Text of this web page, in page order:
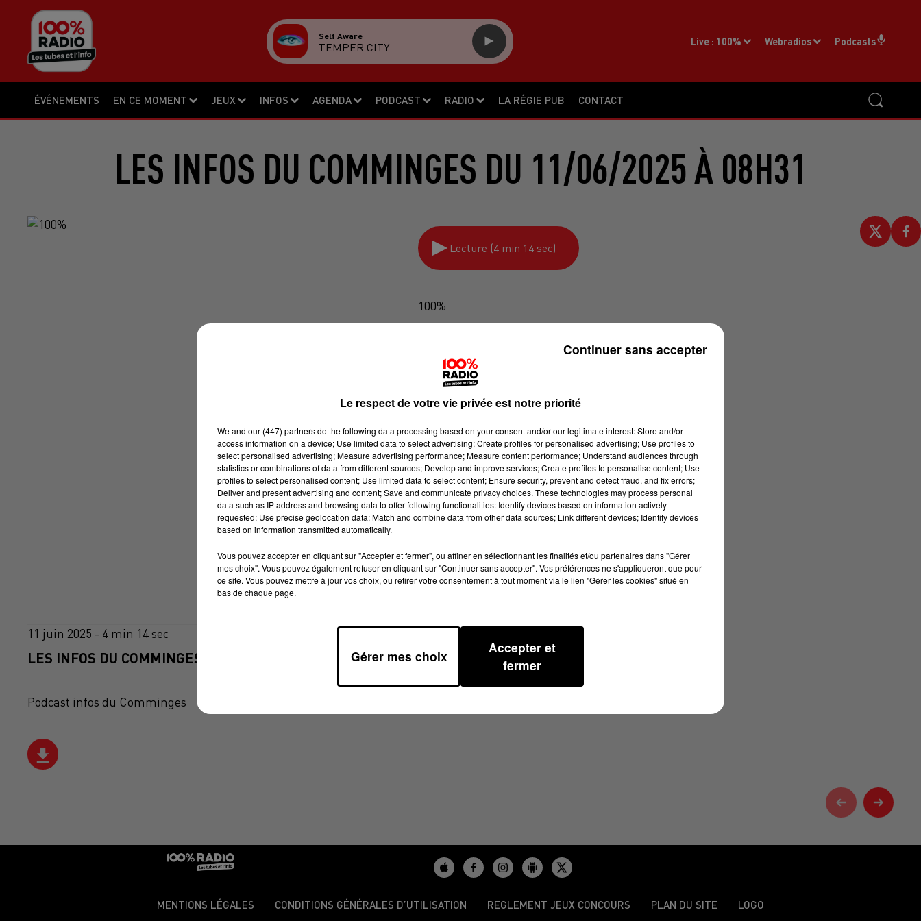
ÉVÉNEMENTS EN CE MOMENT JEUX INFOS AGENDA PODCAST RADIO LA RÉGIE PUB CONTACT
Live : 100% Webradios Podcasts
Self Aware
TEMPER CITY
LES INFOS DU COMMINGES DU 11/06/2025 À 08H31
Lecture (4 min 14 sec)
100%
11 juin 2025 - 4 min 14 sec
LES INFOS DU COMMINGES DU 11/06/2025 À 08H31
Podcast infos du Comminges
MENTIONS LÉGALES CONDITIONS GÉNÉRALES D’UTILISATION REGLEMENT JEUX CONCOURS PLAN DU SITE LOGO
Le respect de votre vie privée est notre priorité
We and our (447) partnersdo the following data processing based on your consent and/or our legitimate interest: Store and/or
access information on a device; Use limited data to select advertising; Create profiles for personalised advertising; Use profiles to
select personalised advertising; Measure advertising performance; Measure content performance; Understand audiences through
statistics or combinations of data from different sources; Develop and improve services; Create profiles to personalise content; Use
profiles to select personalised content; Use limited data to select content; Ensure security, prevent and detect fraud, and fix errors;
Deliver and present advertising and content; Save and communicate privacy choices. These technologies may process personal
data such as IP address and browsing data to offer following functionalities: Identify devices based on information actively
requested; Use precise geolocation data; Match and combine data from other data sources; Link different devices; Identify devices
based on information transmitted automatically.
Vous pouvez accepter en cliquant sur "Accepter et fermer", ou affiner en sélectionnant les finalités et/ou partenaires dans "Gérer
mes choix". Vous pouvez également refuser en cliquant sur "Continuer sans accepter". Vos préférences ne s'appliqueront que pour
ce site. Vous pouvez mettre à jour vos choix, ou retirer votre consentement à tout moment via le lien "Gérer les cookies" situé en
bas de chaque page.
Gérer mes choix
Accepter et
fermer
Continuer sans accepter